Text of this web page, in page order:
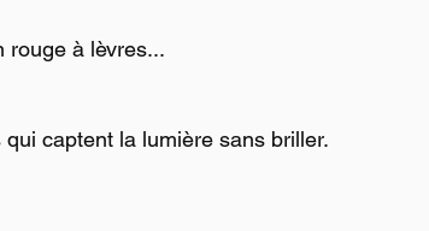
rouge à lèvres...
captent la lumière sans briller.